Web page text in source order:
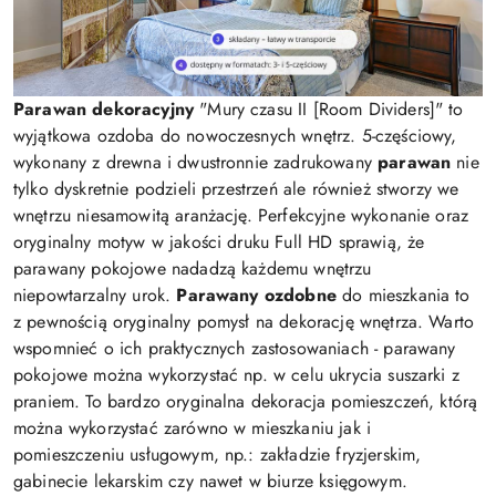
Parawan dekoracyjny"Mury czasu II [Room Dividers]" to
wyjątkowa ozdoba do nowoczesnych wnętrz. 5-częściowy,
wykonany z drewna i dwustronnie zadrukowany parawan nie
tylko dyskretnie podzieli przestrzeń ale również stworzy we
wnętrzu niesamowitą aranżację. Perfekcyjne wykonanie oraz
oryginalny motyw w jakości druku Full HD sprawią, że
parawany pokojowe nadadzą każdemu wnętrzu
niepowtarzalny urok. Parawany ozdobnedo mieszkania to
z pewnością oryginalny pomysł na dekorację wnętrza. Warto
wspomnieć o ich praktycznych zastosowaniach - parawany
pokojowe można wykorzystać np. w celu ukrycia suszarki z
praniem. To bardzo oryginalna dekoracja pomieszczeń, którą
można wykorzystać zarówno w mieszkaniu jak i
pomieszczeniu usługowym, np.: zakładzie fryzjerskim,
gabinecie lekarskim czy nawet w biurze księgowym.